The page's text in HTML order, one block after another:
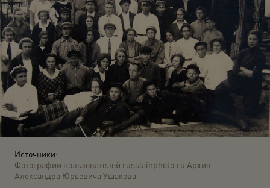
Источники:
Фотографии пользователей russiainphoto.ru Архив
Александра Юрьевича Ушакова